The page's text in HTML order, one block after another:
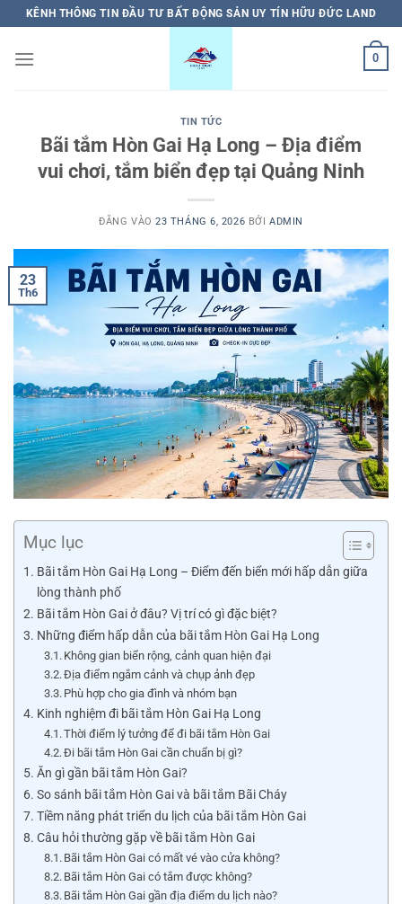
qua
nội
KÊNH THÔNG TIN ĐẦU TƯ BẤT ĐỘNG SẢN UY TÍN HỮU ĐỨC LAND
0
TIN TỨC
Bãi tắm Hòn Gai Hạ Long – Địa điểm
vui chơi, tắm biển đẹp tại Quảng Ninh
ĐĂNG VÀO23 THÁNG 6, 2026 BỞI ADMIN
23
Th6
Mục lục
Bãi tắm Hòn Gai Hạ Long – Điểm đến biển mới hấp dẫn giữa
lòng thành phố
Bãi tắm Hòn Gai ở đâu? Vị trí có gì đặc biệt?
Những điểm hấp dẫn của bãi tắm Hòn Gai Hạ Long
Không gian biển rộng, cảnh quan hiện đại
Địa điểm ngắm cảnh và chụp ảnh đẹp
Phù hợp cho gia đình và nhóm bạn
Kinh nghiệm đi bãi tắm Hòn Gai Hạ Long
Thời điểm lý tưởng để đi bãi tắm Hòn Gai
Đi bãi tắm Hòn Gai cần chuẩn bị gì?
Ăn gì gần bãi tắm Hòn Gai?
So sánh bãi tắm Hòn Gai và bãi tắm Bãi Cháy
Tiềm năng phát triển du lịch của bãi tắm Hòn Gai
Câu hỏi thường gặp về bãi tắm Hòn Gai
Bãi tắm Hòn Gai có mất vé vào cửa không?
Bãi tắm Hòn Gai có tắm được không?
Bãi tắm Hòn Gai gần địa điểm du lịch nào?